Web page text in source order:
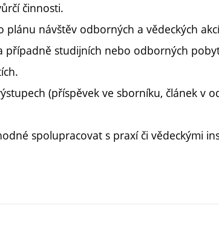
činnosti.
plánu návštěv odborných a vědeckých
případně studijních nebo odborných
(příspěvek ve sborníku, článek v
spolupracovat s praxí či vědeckými